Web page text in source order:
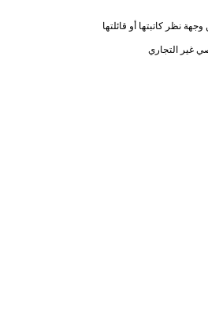
نظر كاتبتها أو قائلتها
غير التجاري